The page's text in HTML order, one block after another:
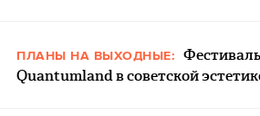
ПЛАНЫ НА ВЫХОДНЫЕ:
Quantumland в советской